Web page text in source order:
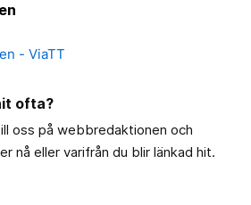
- ViaTT
ofta?
oss på webbredaktionen och
nå eller varifrån du blir länkad hit.